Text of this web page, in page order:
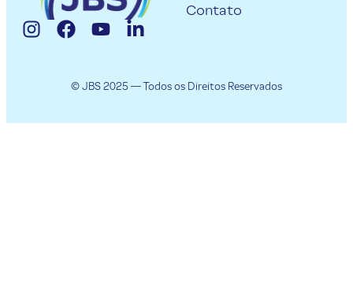
Contato
© JBS 2025 — Todos os Direitos Reservados